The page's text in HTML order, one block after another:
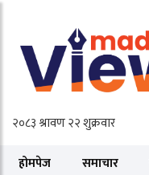
होमपेज समाचार